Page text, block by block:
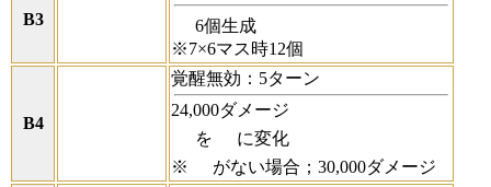
B3
6個生成
※7×6マス時12個
B4
覚醒無効：5ターン
24,000ダメージ
を
に変化
※
がない場合；30,000ダメージ